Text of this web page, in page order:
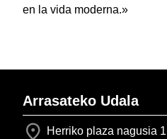
en la vida moderna.»
Arrasateko Udala
Herriko plaza nagusia